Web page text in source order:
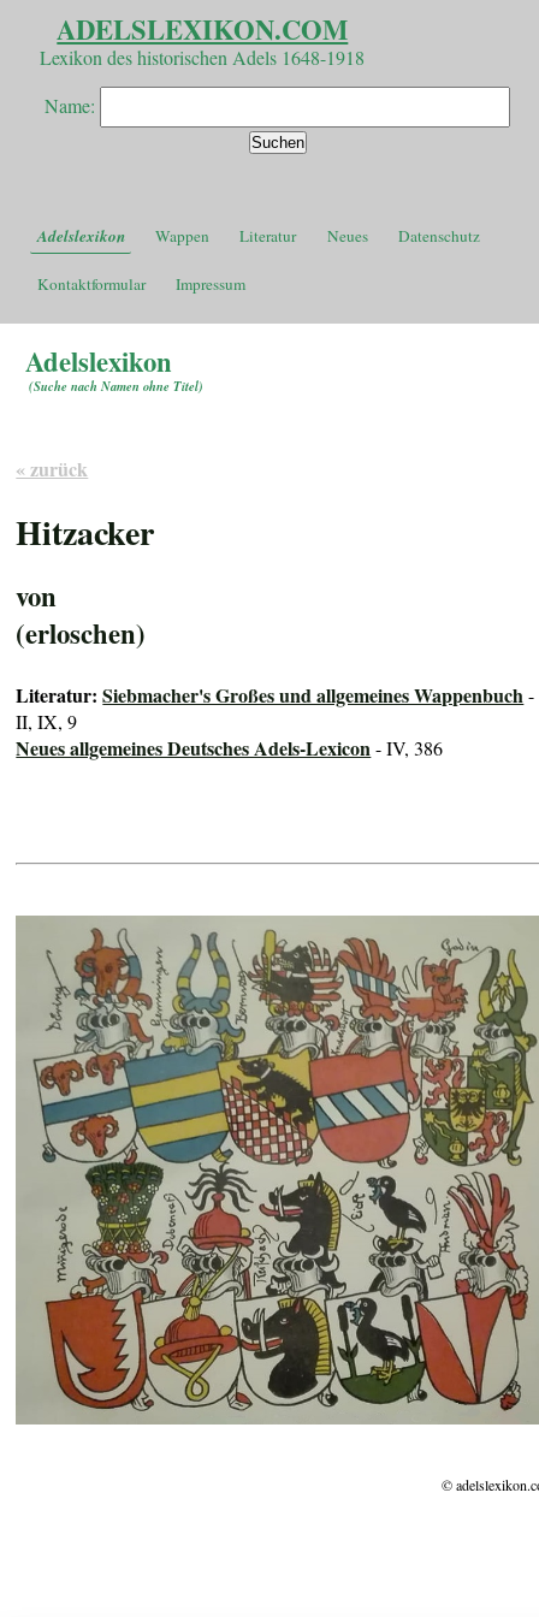
ADELSLEXIKON.COM
Lexikon des historischen Adels 1648-1918
Name:
Adelslexikon Wappen Literatur Neues Datenschutz
Kontaktformular Impressum
Adelslexikon
(Suche nach Namen ohne Titel)
« zurück
Hitzacker
von
(erloschen)
Literatur:Siebmacher's Großes und allgemeines Wappenbuch-
II, IX, 9
Neues allgemeines Deutsches Adels-Lexicon- IV, 386
©